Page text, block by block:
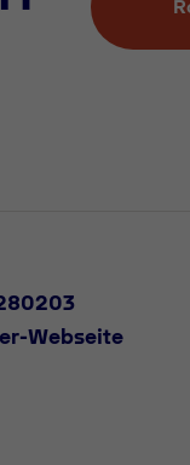
Webseite